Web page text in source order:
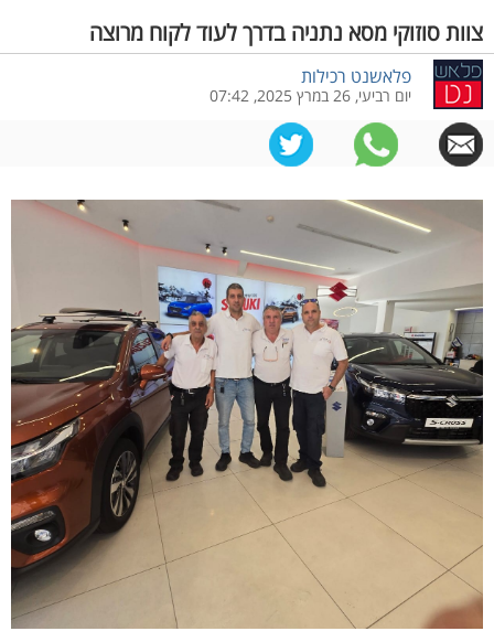
צוות סוזוקי מסא נתניה בדרך לעוד לקוח מרוצה
פלאשנט רכילות
יום רביעי, 26 במרץ 2025, 07:42